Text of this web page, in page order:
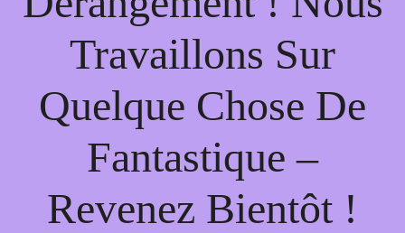
Travaillons Sur
Quelque Chose De
Fantastique –
Revenez Bientôt !